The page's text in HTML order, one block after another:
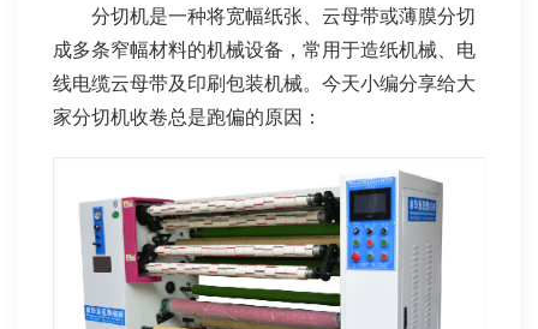
分切机是一种将宽幅纸张、云母带或薄膜分切
成多条窄幅材料的机械设备，常用于造纸机械、电
线电缆云母带及印刷包装机械。今天小编分享给大
家分切机收卷总是跑偏的原因：